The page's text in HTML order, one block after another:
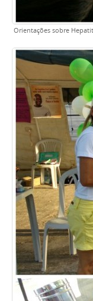
Orientações sobre